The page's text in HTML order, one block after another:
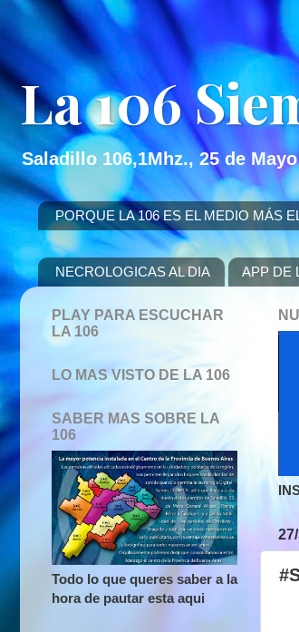
La 106
Saladillo 106,1Mhz., 25 de
PORQUE LA 106 ES EL MEDIO MÁS
NECROLOGICAS AL DIA APP DE
PLAY PARA ESCUCHAR
LA 106
LO MAS VISTO DE LA 106
SABER MAS SOBRE LA
106
Todo lo que queres saber a la
hora de pautar esta aqui